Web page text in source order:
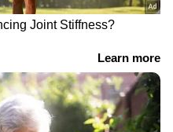
ദുരിതം
മറിച്ചതിനും ഈ
പേരിലാണെങ്കിലും